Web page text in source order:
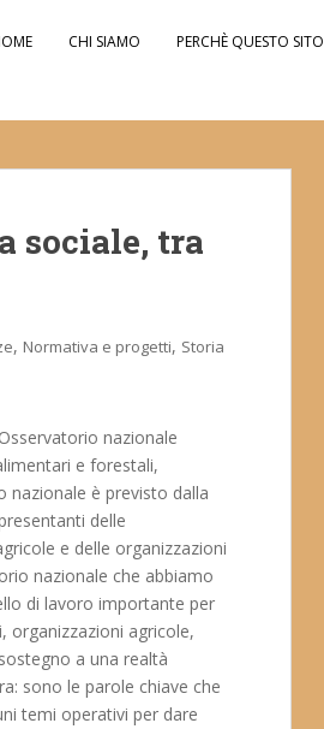
CHI SIAMO PERCHÈ QUESTO SITO
sociale, tra
, Normativa e progetti, Storia
nazionale
e forestali,
nazionale è previsto dalla
delle
e delle organizzazioni
nazionale che abbiamo
di lavoro importante per
organizzazioni agricole,
a una realtà
sono le parole chiave che
temi operativi per dare